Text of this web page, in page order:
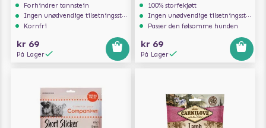
Forhindrer tannstein
Ingen unødvendige tilsetningsstoffer
Kornfri
kr 69
På Lager
100% storfekjøtt
Ingen unødvendige tilsetningsstoffer
Passer den følsomme hunden
kr 69
På Lager